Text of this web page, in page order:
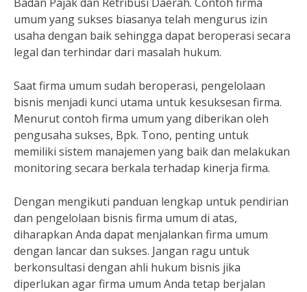
umum yang sukses biasanya telah mengurus izin
usaha dengan baik sehingga dapat beroperasi secara
legal dan terhindar dari masalah hukum.
Saat firma umum sudah beroperasi, pengelolaan
bisnis menjadi kunci utama untuk kesuksesan firma.
Menurut contoh firma umum yang diberikan oleh
pengusaha sukses, Bpk. Tono, penting untuk
memiliki sistem manajemen yang baik dan melakukan
monitoring secara berkala terhadap kinerja firma.
Dengan mengikuti panduan lengkap untuk pendirian
dan pengelolaan bisnis firma umum di atas,
diharapkan Anda dapat menjalankan firma umum
dengan lancar dan sukses. Jangan ragu untuk
berkonsultasi dengan ahli hukum bisnis jika
diperlukan agar firma umum Anda tetap berjalan